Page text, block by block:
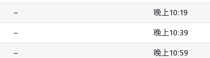
-- 晚上10:19
-- 晚上10:39
-- 晚上10:59